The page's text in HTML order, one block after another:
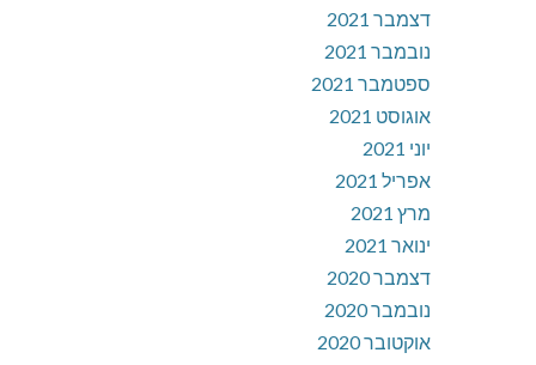
דצמבר 2021
נובמבר 2021
ספטמבר 2021
אוגוסט 2021
יוני 2021
אפריל 2021
מרץ 2021
ינואר 2021
דצמבר 2020
נובמבר 2020
אוקטובר 2020